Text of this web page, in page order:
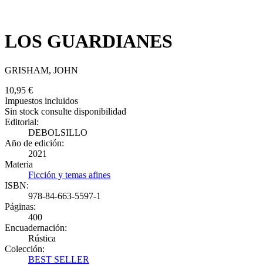
LOS GUARDIANES
GRISHAM, JOHN
10,95 €
Impuestos incluidos
Sin stock consulte disponibilidad
Editorial:
DEBOLSILLO
Año de edición:
2021
Materia
Ficción y temas afines
ISBN:
978-84-663-5597-1
Páginas:
400
Encuadernación:
Rústica
Colección:
BEST SELLER